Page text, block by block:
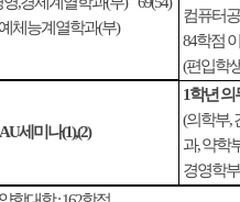
예체능계열학과(부)
컴퓨터
84학점
(편입학
세미나(1),(2)
1학년 의
(의학부,
과,약학
경영학